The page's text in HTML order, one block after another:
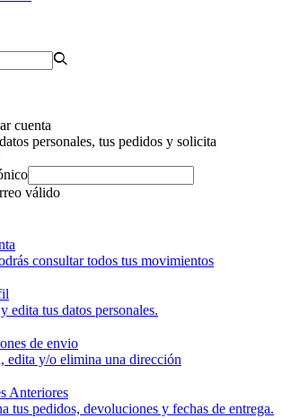
cuenta
personales, tus pedidos y solicita
válido
consultar todos tus movimientos
edita tus datos personales.
de envio
edita y/o elimina una dirección
Anteriores
tus pedidos, devoluciones y fechas de entrega.